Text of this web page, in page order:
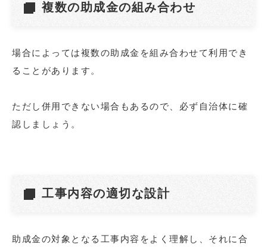
複数の助成金の組み合わせ
場合によっては複数の助成金を組み合わせて利用でき
ることがあります。
ただし併用できない場合もあるので、必ず自治体に確
認しましょう。
工事内容の適切な設計
助成金の対象となる工事内容をよく理解し、それに合